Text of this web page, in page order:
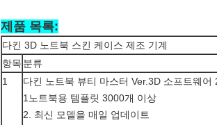
제품 목록:
다킨 3D 노트북 스킨 케이스 제조 기계
항목 분류
1
다킨 노트북 뷰티 마스터 Ver.3D 소프트웨어
1노트북용 템플릿 3000개 이상
2. 최신 모델을 매일 업데이트